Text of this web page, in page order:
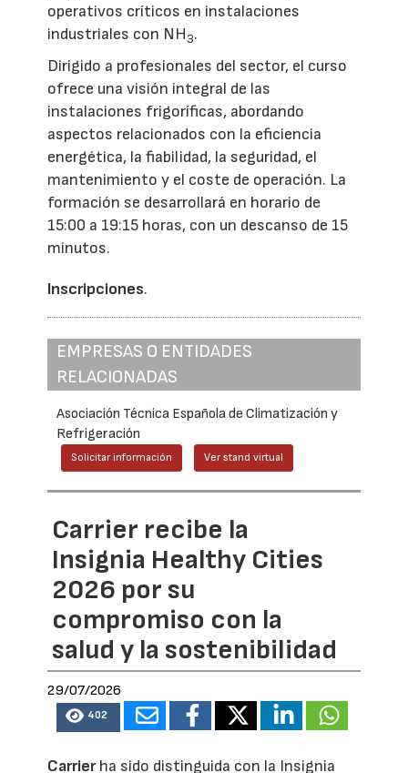
operativos críticos en instalaciones
industriales con NH3.
Dirigido a profesionales del sector, el curso
ofrece una visión integral de las
instalaciones frigoríficas, abordando
aspectos relacionados con la eficiencia
energética, la fiabilidad, la seguridad, el
mantenimiento y el coste de operación. La
formación se desarrollará en horario de
15:00 a 19:15 horas, con un descanso de 15
minutos.
Inscripciones.
EMPRESAS O ENTIDADES
RELACIONADAS
Asociación Técnica Española de Climatización y
Refrigeración
Solicitar información Ver stand virtual
Carrier recibe la
Insignia Healthy Cities
2026 por su
compromiso con la
salud y la sostenibilidad
29/07/2026
402
Carrierha sido distinguida con la Insignia